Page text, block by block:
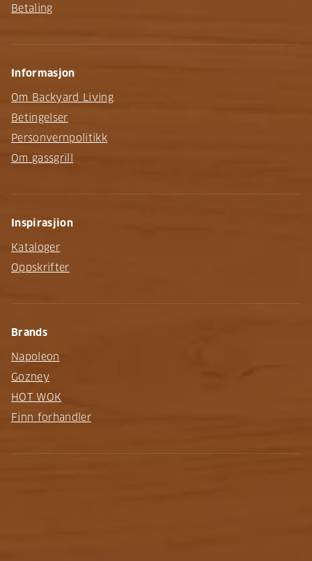
Betaling
Informasjon
Om Backyard Living
Betingelser
Personvernpolitikk
Om gassgrill
Inspirasjion
Kataloger
Oppskrifter
Brands
Napoleon
Gozney
HOT WOK
Finn forhandler